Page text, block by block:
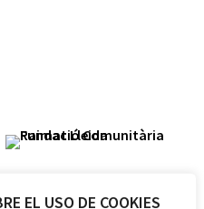
EL USO DE COOKIES